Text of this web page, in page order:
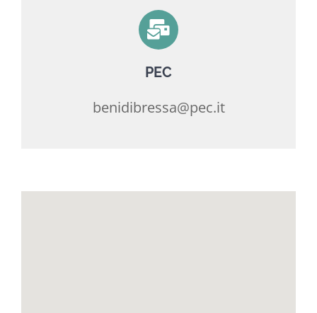
PEC
benidibressa@pec.it